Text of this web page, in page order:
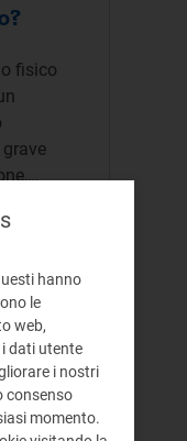
fisico
definiti
hanno
le
web,
dati utente
i nostri
consenso
momento.